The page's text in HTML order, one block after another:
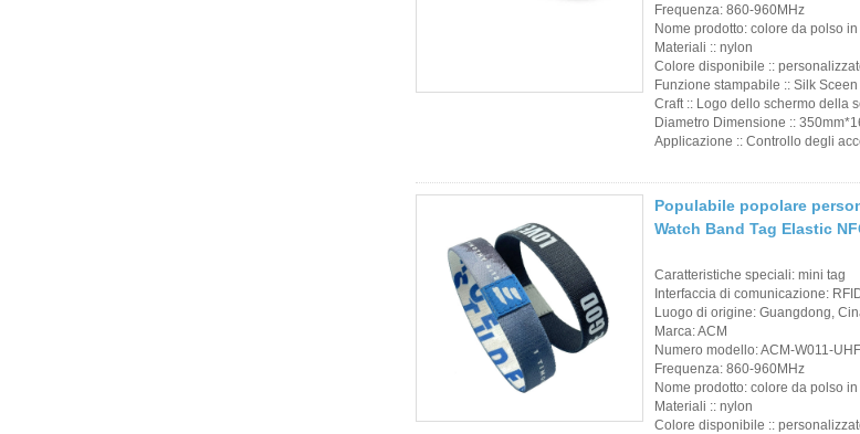
Frequenza: 860-960MHz
Nome prodotto: colore da polso
Materiali :: nylon
Colore disponibile ::
Funzione stampabile :: Silk
Craft :: Logo dello schermo della
Diametro Dimensione ::
Applicazione :: Controllo degli
Populabile popolare
Watch Band Tag Elastic
Caratteristiche speciali: mini tag
Interfaccia di comunicazione:
Luogo di origine: Guangdong,
Marca: ACM
Numero modello: ACM-W011-UHF
Frequenza: 860-960MHz
Nome prodotto: colore da polso
Materiali :: nylon
Colore disponibile ::